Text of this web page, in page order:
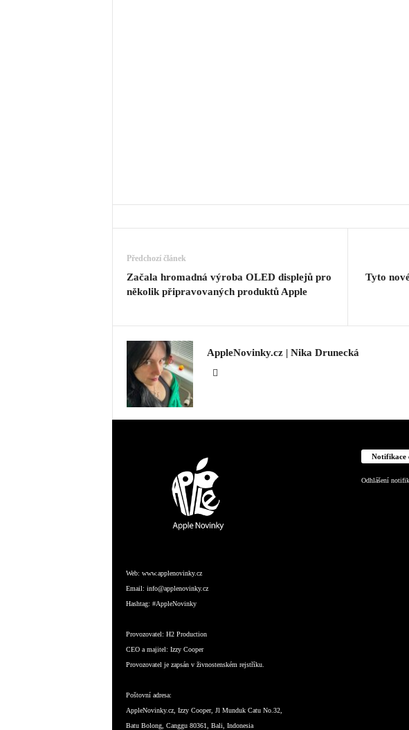
Předchozí článek
Začala hromadná výroba OLED displejů pro
několik připravovaných produktů Apple
Tyto
AppleNovinky.cz | Nika Drunecká
Web: www.applenovinky.cz
Email: info@applenovinky.cz
Hashtag: #AppleNovinky
Provozovatel: H2 Production
CEO a majitel: Izzy Cooper
Provozovatel je zapsán v živnostenském rejstříku.
Poštovní adresa:
AppleNovinky.cz, Izzy Cooper, Jl Munduk Catu No.32,
Batu Bolong, Canggu 80361, Bali, Indonesia
Notifikace
Odhlášení